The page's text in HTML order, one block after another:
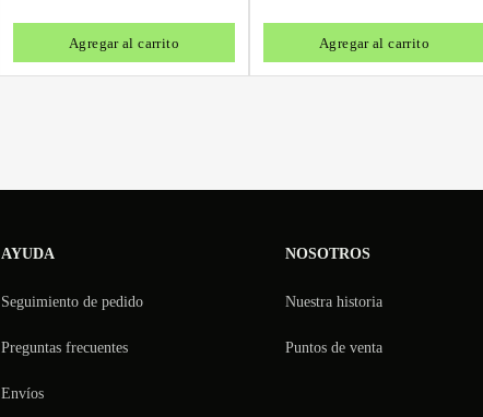
Agregar al carrito Agregar al carrito
AYUDA
Seguimiento de pedido
Preguntas frecuentes
Envíos
NOSOTROS
Nuestra historia
Puntos de venta